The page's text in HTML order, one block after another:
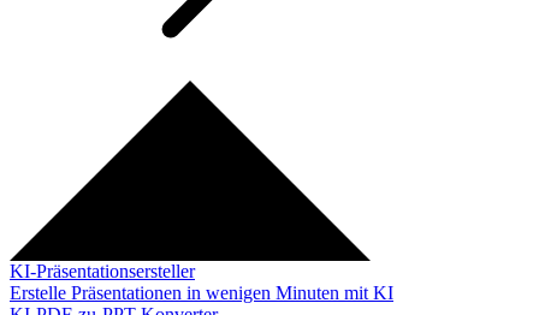
KI-Präsentationsersteller
Erstelle Präsentationen in wenigen Minuten mit KI